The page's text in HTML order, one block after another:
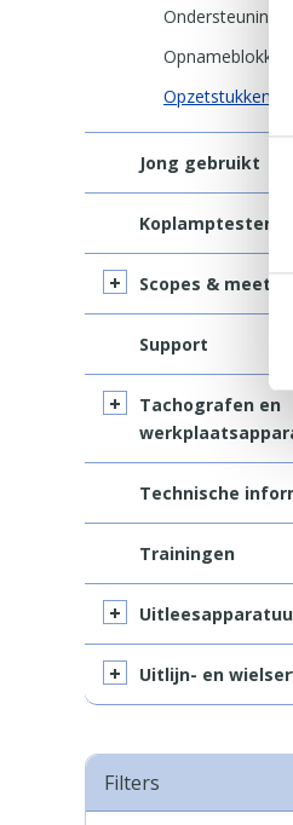
Opnameblokken
Opzetstukken
Jong gebruikt
Koplamptester
Scopes &
Support
Tachografen en
Technische
Trainingen
Uitlijn- en
Filters